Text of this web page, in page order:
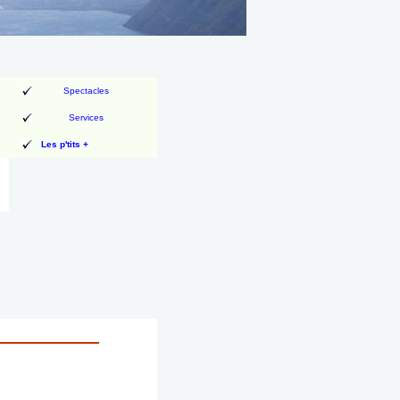
Spectacles
Services
Les p'tits +